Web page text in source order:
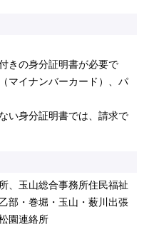
きの身分証明書が必要で
マイナンバーカード）、パ
い身分証明書では、請求で
、玉山総合事務所住民福祉
部・巻堀・玉山・薮川出張
園連絡所